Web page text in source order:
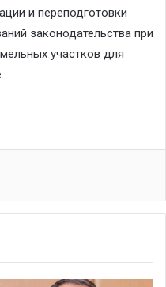
и переподготовки
законодательства при
участков для